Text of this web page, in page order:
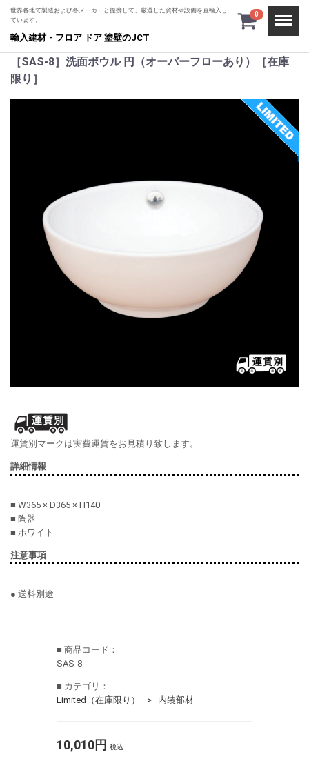
世界各地で製造および各メーカーと提携して、厳選した資材や設備を直輸入し
ています。
輸入建材・フロア ドア 塗壁のJCT
0
［SAS-8］洗面ボウル 円（オーバーフローあり）［在庫
限り］
運賃別マークは実費運賃をお見積り致します。
詳細情報
■ W365 × D365 × H140
■ 陶器
■ ホワイト
注意事項
● 送料別途
■ 商品コード：
SAS-8
■ カテゴリ：
Limited（在庫限り）
内装部材
10,010円 税込